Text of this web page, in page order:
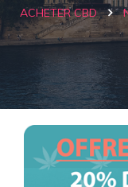
ACHETER CBD